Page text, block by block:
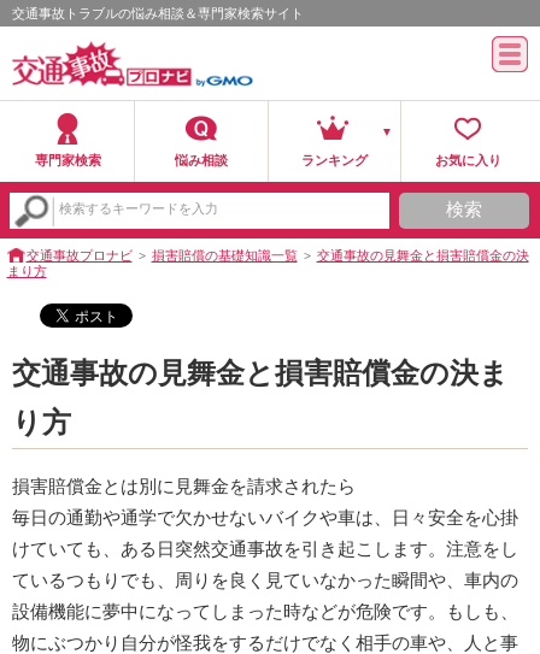
交通事故トラブルの悩み相談＆専門家検索サイト
専門家検索 悩み相談 ランキング お気に入り
検索するキーワードを入力 検索
交通事故プロナビ 損害賠償の基礎知識一覧
交通事故の見舞金と損害賠償金の決
まり方
交通事故の見舞金と損害賠償金の決ま
り方
損害賠償金とは別に見舞金を請求されたら
毎日の通勤や通学で欠かせないバイクや車は、日々安全を心掛
けていても、ある日突然交通事故を引き起こします。注意をし
ているつもりでも、周りを良く見ていなかった瞬間や、車内の
設備機能に夢中になってしまった時などが危険です。もしも、
物にぶつかり自分が怪我をするだけでなく相手の車や、人と事